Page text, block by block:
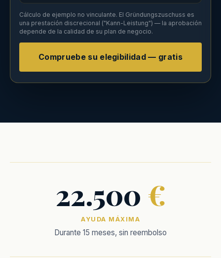
Cálculo de ejemplo no vinculante. El Gründungszuschuss es
una prestación discrecional ("Kann-Leistung") — la aprobación
depende de la calidad de su plan de negocio.
Compruebe su elegibilidad — gratis
22.500 €
AYUDA MÁXIMA
Durante 15 meses, sin reembolso